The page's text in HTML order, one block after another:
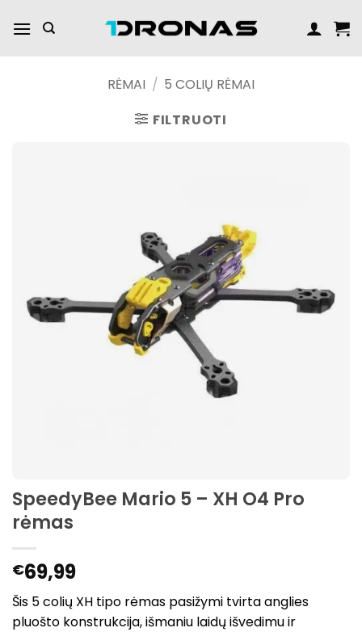
turinį
RĖMAI / 5 COLIŲ RĖMAI
FILTRUOTI
SpeedyBee Mario 5 – XH O4 Pro
rėmas
€69,99
Šis 5 colių XH tipo rėmas pasižymi tvirta anglies
pluošto konstrukcija, išmaniu laidų išvedimu ir